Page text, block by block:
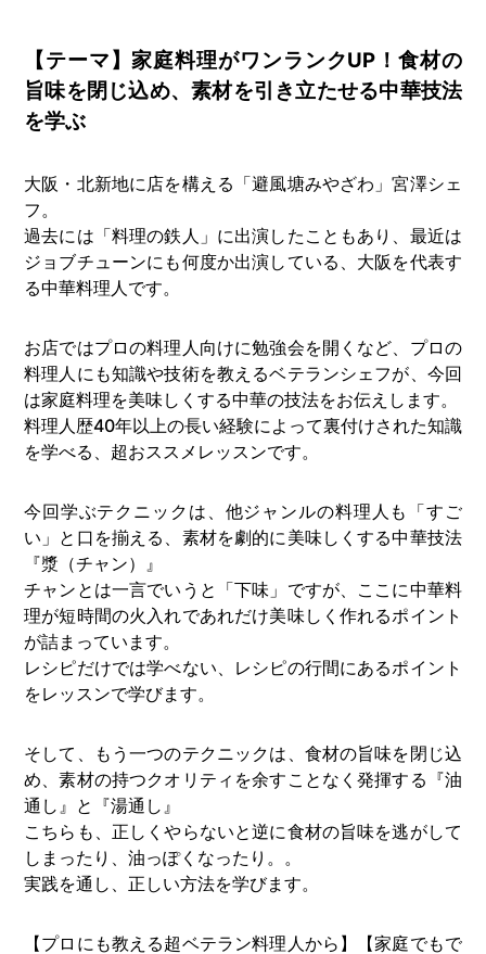
【テーマ】家庭料理がワンランクUP！食材の
旨味を閉じ込め、素材を引き立たせる中華技法
を学ぶ
大阪・北新地に店を構える「避風塘みやざわ」宮澤シェ
フ。
過去には「料理の鉄人」に出演したこともあり、最近は
ジョブチューンにも何度か出演している、大阪を代表す
る中華料理人です。
お店ではプロの料理人向けに勉強会を開くなど、プロの
料理人にも知識や技術を教えるベテランシェフが、今回
は家庭料理を美味しくする中華の技法をお伝えします。
料理人歴40年以上の長い経験によって裏付けされた知識
を学べる、超おススメレッスンです。
今回学ぶテクニックは、他ジャンルの料理人も「すご
い」と口を揃える、素材を劇的に美味しくする中華技法
『漿（チャン）』
チャンとは一言でいうと「下味」ですが、ここに中華料
理が短時間の火入れであれだけ美味しく作れるポイント
が詰まっています。
レシピだけでは学べない、レシピの行間にあるポイント
をレッスンで学びます。
そして、もう一つのテクニックは、食材の旨味を閉じ込
め、素材の持つクオリティを余すことなく発揮する『油
通し』と『湯通し』
こちらも、正しくやらないと逆に食材の旨味を逃がして
しまったり、油っぽくなったり。。
実践を通し、正しい方法を学びます。
【プロにも教える超ベテラン料理人から】【家庭でもで